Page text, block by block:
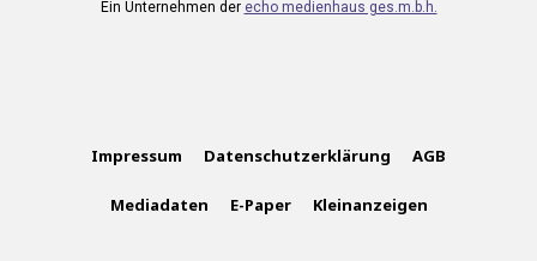
Ein Unternehmen der echo medienhaus ges.m.b.h.
Impressum Datenschutzerklärung AGB
Mediadaten E-Paper Kleinanzeigen